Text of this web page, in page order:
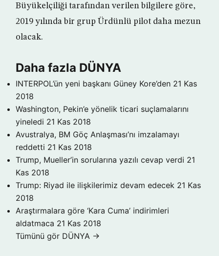
Büyükelçiliği tarafından verilen bilgilere göre,
2019 yılında bir grup Ürdünlü pilot daha mezun
olacak.
Daha fazla DÜNYA
INTERPOL’ün yeni başkanı Güney Kore’den 21 Kas
2018
Washington, Pekin’e yönelik ticari suçlamalarını
yineledi 21 Kas 2018
Avustralya, BM Göç Anlaşması’nı imzalamayı
reddetti 21 Kas 2018
Trump, Mueller’in sorularına yazılı cevap verdi 21
Kas 2018
Trump: Riyad ile ilişkilerimiz devam edecek 21 Kas
2018
Araştırmalara göre ‘Kara Cuma’ indirimleri
aldatmaca 21 Kas 2018
Tümünü gör DÜNYA →